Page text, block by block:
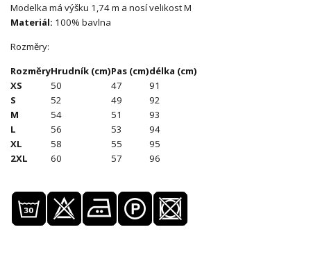
Modelka má výšku 1,74 m a nosí velikost M
Materiál: 100% bavlna
Rozměry:
RozměryHrudník (cm)Pas (cm)délka (cm)
XS
50 47
91
S
52 49
92
M
54 51
93
L
56 53
94
XL
58 55
95
2XL
60 57 96